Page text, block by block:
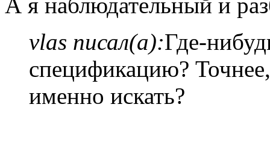
vlas писал(а):Где-
спецификацию?
именно искать?